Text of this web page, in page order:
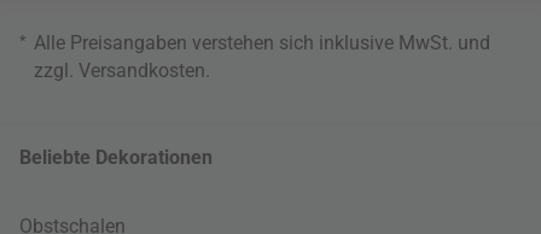
* Alle Preisangaben verstehen sich inklusive MwSt. und
zzgl. Versandkosten
Beliebte Dekorationen
Obstschalen